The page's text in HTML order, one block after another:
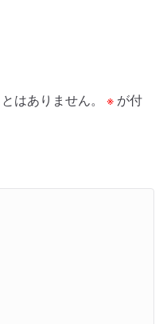
はありません。 ※ が付